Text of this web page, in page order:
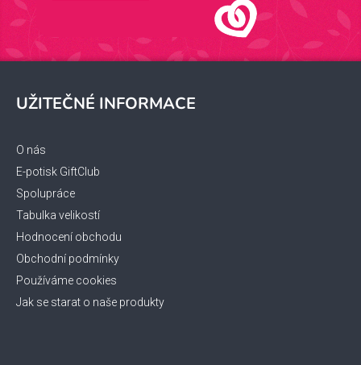
UŽITEČNÉ INFORMACE
O nás
E-potisk GiftClub
Spolupráce
Tabulka velikostí
Hodnocení obchodu
Obchodní podmínky
Používáme cookies
Jak se starat o naše produkty